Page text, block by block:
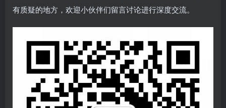
有质疑的地方，欢迎小伙伴们留言讨论进行深度交流。